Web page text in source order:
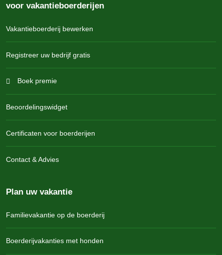
voor vakantieboerderijen
Vakantieboerderij bewerken
Registreer uw bedrijf gratis
Boek premie
Beoordelingswidget
Certificaten voor boerderijen
Contact & Advies
Plan uw vakantie
Familievakantie op de boerderij
Boerderijvakanties met honden